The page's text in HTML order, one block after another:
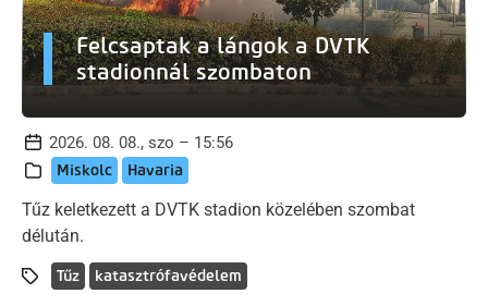
Felcsaptak a lángok a DVTK
stadionnál szombaton
2026. 08. 08., szo – 15:56
Miskolc Havaria
Tűz keletkezett a DVTK stadion közelében szombat
délután.
Tűz katasztrófavédelem